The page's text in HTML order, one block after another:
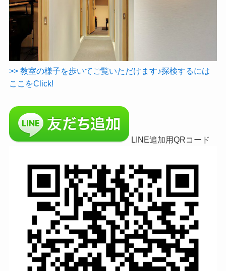
>> 教室の様子を歩いてご覧いただけます♪探検するには
ここをClick!
LINE追加用QRコード